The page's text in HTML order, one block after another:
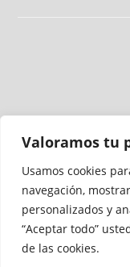
Valoramos tu
Usamos cookies
navegación,
personalizados y
“Aceptar todo”
de las cookies.
Medio